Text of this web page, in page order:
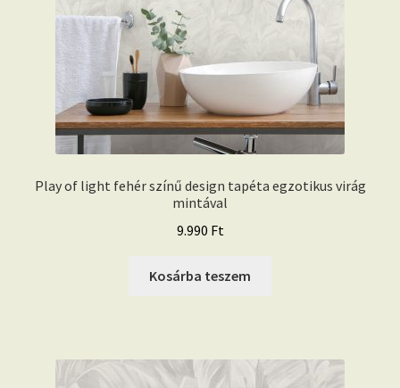
Play of light fehér színű design tapéta egzotikus virág
mintával
9.990 Ft
Kosárba teszem